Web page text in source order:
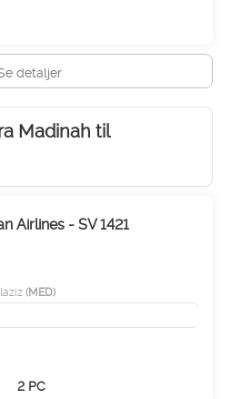
detaljer
Madinah til
Airlines - SV 1421
(MED)
2 PC